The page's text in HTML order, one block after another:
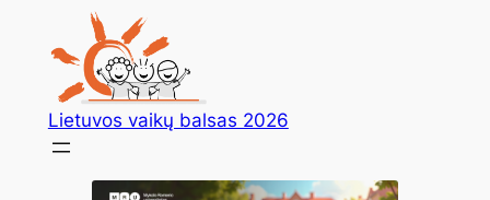
content
Lietuvos vaikų balsas 2026